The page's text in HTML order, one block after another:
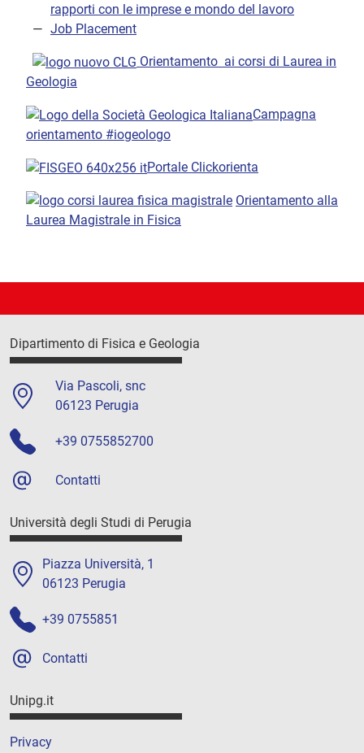
rapporti con le imprese e mondo del lavoro
Job Placement
Orientamento ai corsi di Laurea in
Geologia
Campagna
orientamento #iogeologo
Portale Clickorienta
Orientamento alla
Laurea Magistrale in Fisica
Dipartimento di Fisica e Geologia
Via Pascoli, snc
06123 Perugia
+39 0755852700
Contatti
Università degli Studi di Perugia
Piazza Università, 1
06123 Perugia
+39 0755851
Contatti
Unipg.it
Privacy